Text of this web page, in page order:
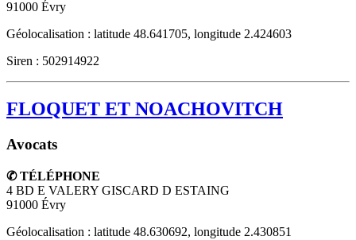
91000 Évry
Géolocalisation : latitude 48.641705, longitude 2.424603
Siren : 502914922
FLOQUET ET NOACHOVITCH
Avocats
✆ TÉLÉPHONE
4 BD E VALERY GISCARD D ESTAING
91000 Évry
Géolocalisation : latitude 48.630692, longitude 2.430851